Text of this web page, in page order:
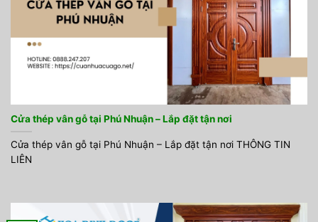
Cửa thép vân gỗ tại Phú Nhuận – Lắp đặt tận nơi
Cửa thép vân gỗ tại Phú Nhuận – Lắp đặt tận nơi THÔNG TIN
LIÊN